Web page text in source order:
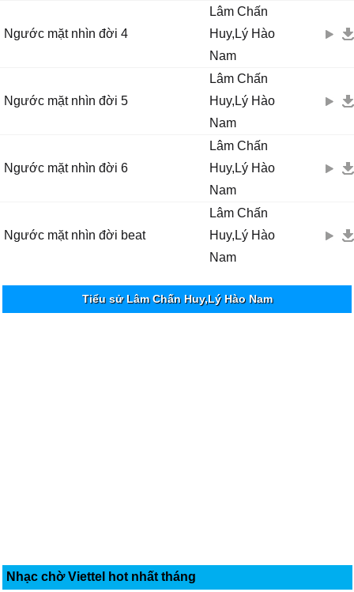
Ngước mặt nhìn đời 4
Lâm Chấn
Huy,Lý Hào
Nam
Ngước mặt nhìn đời 5
Lâm Chấn
Huy,Lý Hào
Nam
Ngước mặt nhìn đời 6
Lâm Chấn
Huy,Lý Hào
Nam
Ngước mặt nhìn đời beat
Lâm Chấn
Huy,Lý Hào
Nam
Tiểu sử Lâm Chấn Huy,Lý Hào Nam
Nhạc chờ Viettel hot nhất tháng